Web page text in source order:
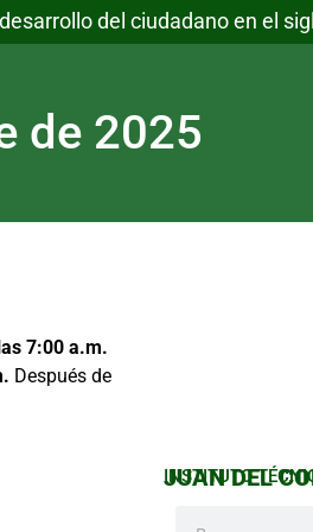
del ciudadano en el
de 2025
7:00 a.m.
Después de
INSTITUTO
JUAN DEL